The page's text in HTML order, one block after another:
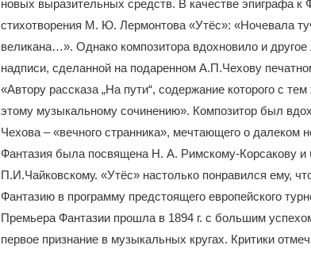
новых выразительных средств. В качестве эпиграфа к
стихотворения М. Ю. Лермонтова «Утёс»: «Ночевала
великана…». Однако композитора вдохновило и
надписи, сделанной на подаренном А.П.Чехову
«Автору рассказа „На пути“, содержание которого с
этому музыкальному сочинению». Композитор был
Чехова – «вечного странника», мечтающего о далеком
Фантазия была посвящена Н. А. Римскому-Корсакову и
П.И.Чайковскому. «Утёс» настолько понравился ему,
Фантазию в программу предстоящего европейского
Премьера Фантазии прошла в 1894 г. с большим
первое признание в музыкальных кругах. Критики